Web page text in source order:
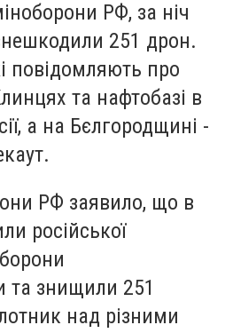
РФ, за ніч
251 дрон.
повідомляють про
та нафтобазі в
а на Бєлгородщині -
РФ заявило, що в
російської
та знищили 251
над різними